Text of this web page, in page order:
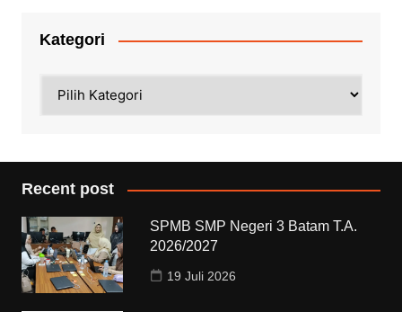
Kategori
Recent post
SPMB SMP Negeri 3 Batam T.A.
2026/2027
19 Juli 2026